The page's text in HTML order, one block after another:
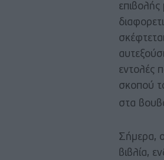
εντολές
σκοπού
στα
Σήμερα,
βιβλία,